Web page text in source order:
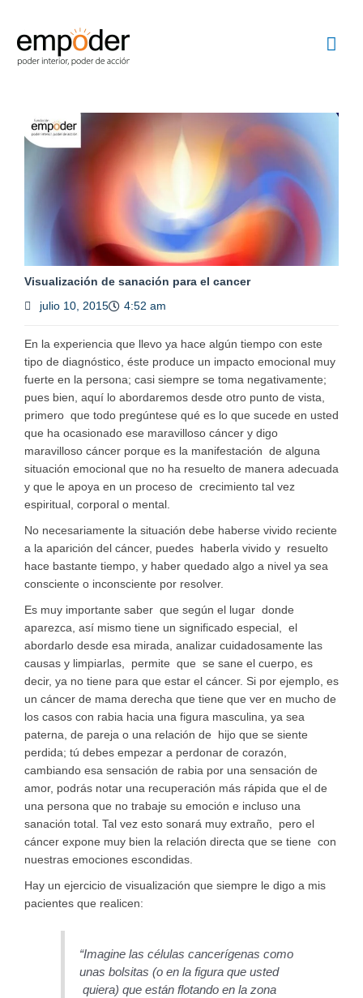
contenido
Visualización de sanación para el cancer
julio 10, 2015
4:52 am
En la experiencia que llevo ya hace algún tiempo con este
tipo de diagnóstico, éste produce un impacto emocional muy
fuerte en la persona; casi siempre se toma negativamente;
pues bien, aquí lo abordaremos desde otro punto de vista,
primero que todo pregúntese qué es lo que sucede en usted
que ha ocasionado ese maravilloso cáncer y digo
maravilloso cáncer porque es la manifestación de alguna
situación emocional que no ha resuelto de manera adecuada
y que le apoya en un proceso de crecimiento tal vez
espiritual, corporal o mental.
No necesariamente la situación debe haberse vivido reciente
a la aparición del cáncer, puedes haberla vivido y resuelto
hace bastante tiempo, y haber quedado algo a nivel ya sea
consciente o inconsciente por resolver.
Es muy importante saber que según el lugar donde
aparezca, así mismo tiene un significado especial, el
abordarlo desde esa mirada, analizar cuidadosamente las
causas y limpiarlas, permite que se sane el cuerpo, es
decir, ya no tiene para que estar el cáncer. Si por ejemplo, es
un cáncer de mama derecha que tiene que ver en mucho de
los casos con rabia hacia una figura masculina, ya sea
paterna, de pareja o una relación de hijo que se siente
perdida; tú debes empezar a perdonar de corazón,
cambiando esa sensación de rabia por una sensación de
amor, podrás notar una recuperación más rápida que el de
una persona que no trabaje su emoción e incluso una
sanación total. Tal vez esto sonará muy extraño, pero el
cáncer expone muy bien la relación directa que se tiene con
nuestras emociones escondidas.
Hay un ejercicio de visualización que siempre le digo a mis
pacientes que realicen:
“Imagine las células cancerígenas como
unas bolsitas (o en la figura que usted
quiera) que están flotando en la zona